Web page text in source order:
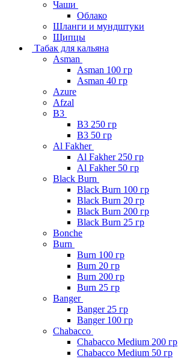
Чаши
Облако
Шланги и мундштуки
Щипцы
Табак для кальяна
Asman
Asman 100 гр
Asman 40 гр
Azure
Afzal
B3
B3 250 гр
B3 50 гр
Al Fakher
Al Fakher 250 гр
Al Fakher 50 гр
Black Burn
Black Burn 100 гр
Black Burn 20 гр
Black Burn 200 гр
Black Burn 25 гр
Bonche
Burn
Burn 100 гр
Burn 20 гр
Burn 200 гр
Burn 25 гр
Banger
Banger 25 гр
Banger 100 гр
Chabacco
Chabacco Medium 200 гр
Chabacco Medium 50 гр